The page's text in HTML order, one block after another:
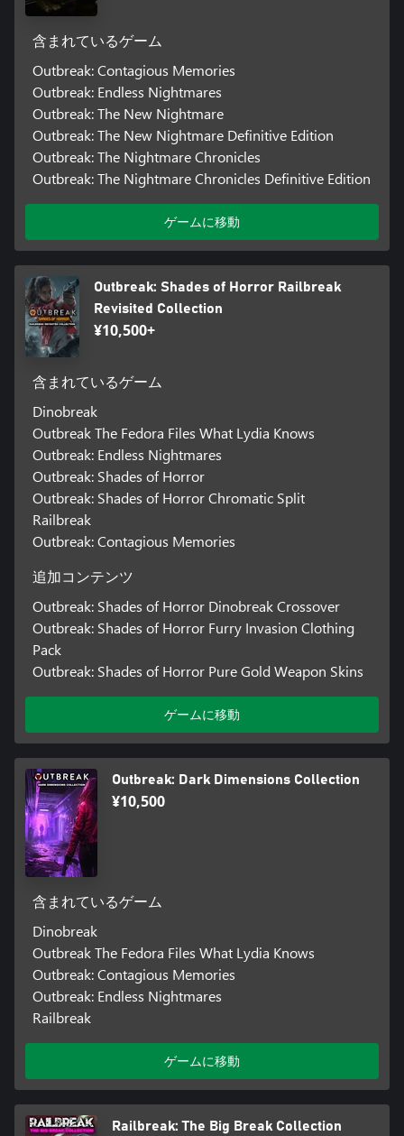
含まれているゲーム
Outbreak: Contagious Memories
Outbreak: Endless Nightmares
Outbreak: The New Nightmare
Outbreak: The New Nightmare Definitive Edition
Outbreak: The Nightmare Chronicles
Outbreak: The Nightmare Chronicles Definitive Edition
ゲームに移動
Outbreak: Shades of Horror Railbreak
Revisited Collection
¥10,500+
含まれているゲーム
Dinobreak
Outbreak The Fedora Files What Lydia Knows
Outbreak: Endless Nightmares
Outbreak: Shades of Horror
Outbreak: Shades of Horror Chromatic Split
Railbreak
Outbreak: Contagious Memories
追加コンテンツ
Outbreak: Shades of Horror Dinobreak Crossover
Outbreak: Shades of Horror Furry Invasion Clothing
Pack
Outbreak: Shades of Horror Pure Gold Weapon Skins
ゲームに移動
Outbreak: Dark Dimensions Collection
¥10,500
含まれているゲーム
Dinobreak
Outbreak The Fedora Files What Lydia Knows
Outbreak: Contagious Memories
Outbreak: Endless Nightmares
Railbreak
ゲームに移動
Railbreak: The Big Break Collection